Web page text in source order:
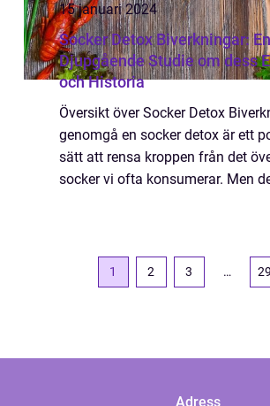
15 januari 2024
Socker Detox Biverkningar: En
Djupgående Studie om dess
och Historia
Översikt över Socker Detox
genomgå en socker detox är ett
sätt att rensa kroppen från det
socker vi ofta konsumerar. Men
1 2 3 … 29
Adress